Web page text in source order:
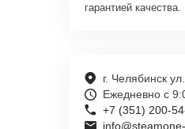
гарантией качества.
г. Челябинск
Ежедневно с
+7 (351) 200-